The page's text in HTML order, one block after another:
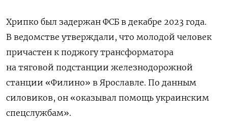
Хрипко был задержан ФСБ в декабре 2023 года.
В ведомстве утверждали, что молодой человек
причастен к поджогу трансформатора
на тяговой подстанции железнодорожной
станции «Филино» в Ярославле. По данным
силовиков, он «оказывал помощь украинским
спецслужбам».